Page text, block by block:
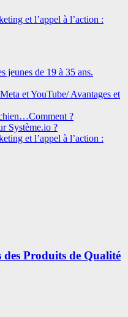
et l’appel à l’action :
jeunes de 19 à 35 ans.
et YouTube/ Avantages et
?
Système.io ?
et l’appel à l’action :
Produits de Qualité